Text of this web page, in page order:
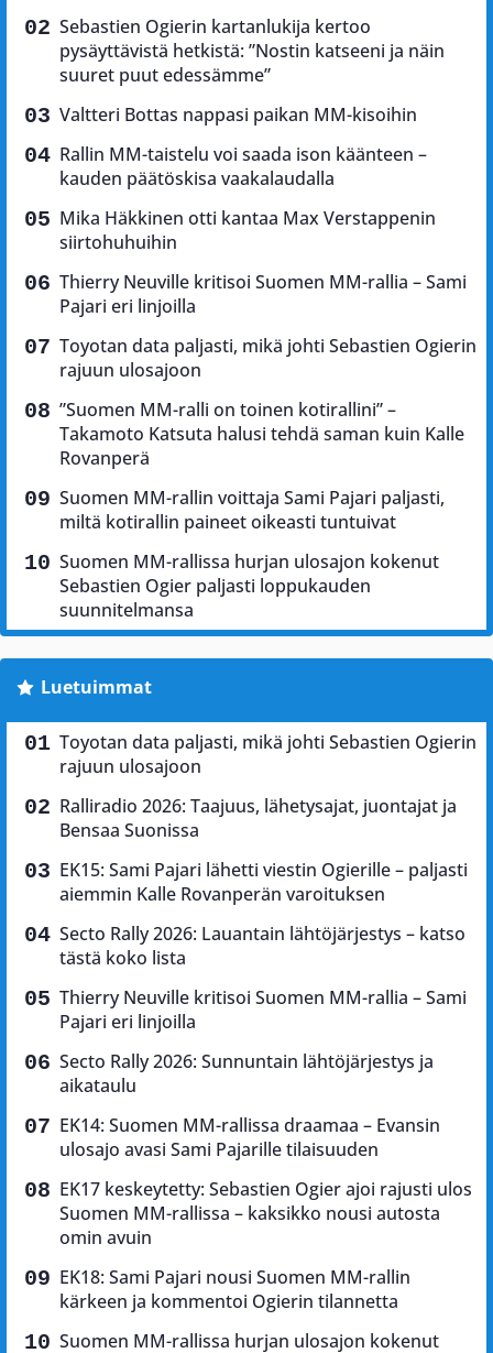
Sebastien Ogierin kartanlukija kertoo
pysäyttävistä hetkistä: ”Nostin katseeni ja näin
suuret puut edessämme”
Valtteri Bottas nappasi paikan MM-kisoihin
Rallin MM-taistelu voi saada ison käänteen –
kauden päätöskisa vaakalaudalla
Mika Häkkinen otti kantaa Max Verstappenin
siirtohuhuihin
Thierry Neuville kritisoi Suomen MM-rallia – Sami
Pajari eri linjoilla
Toyotan data paljasti, mikä johti Sebastien Ogierin
rajuun ulosajoon
”Suomen MM-ralli on toinen kotirallini” –
Takamoto Katsuta halusi tehdä saman kuin Kalle
Rovanperä
Suomen MM-rallin voittaja Sami Pajari paljasti,
miltä kotirallin paineet oikeasti tuntuivat
Suomen MM-rallissa hurjan ulosajon kokenut
Sebastien Ogier paljasti loppukauden
suunnitelmansa
Luetuimmat
Toyotan data paljasti, mikä johti Sebastien Ogierin
rajuun ulosajoon
Ralliradio 2026: Taajuus, lähetysajat, juontajat ja
Bensaa Suonissa
EK15: Sami Pajari lähetti viestin Ogierille – paljasti
aiemmin Kalle Rovanperän varoituksen
Secto Rally 2026: Lauantain lähtöjärjestys – katso
tästä koko lista
Thierry Neuville kritisoi Suomen MM-rallia – Sami
Pajari eri linjoilla
Secto Rally 2026: Sunnuntain lähtöjärjestys ja
aikataulu
EK14: Suomen MM-rallissa draamaa – Evansin
ulosajo avasi Sami Pajarille tilaisuuden
EK17 keskeytetty: Sebastien Ogier ajoi rajusti ulos
Suomen MM-rallissa – kaksikko nousi autosta
omin avuin
EK18: Sami Pajari nousi Suomen MM-rallin
kärkeen ja kommentoi Ogierin tilannetta
Suomen MM-rallissa hurjan ulosajon kokenut